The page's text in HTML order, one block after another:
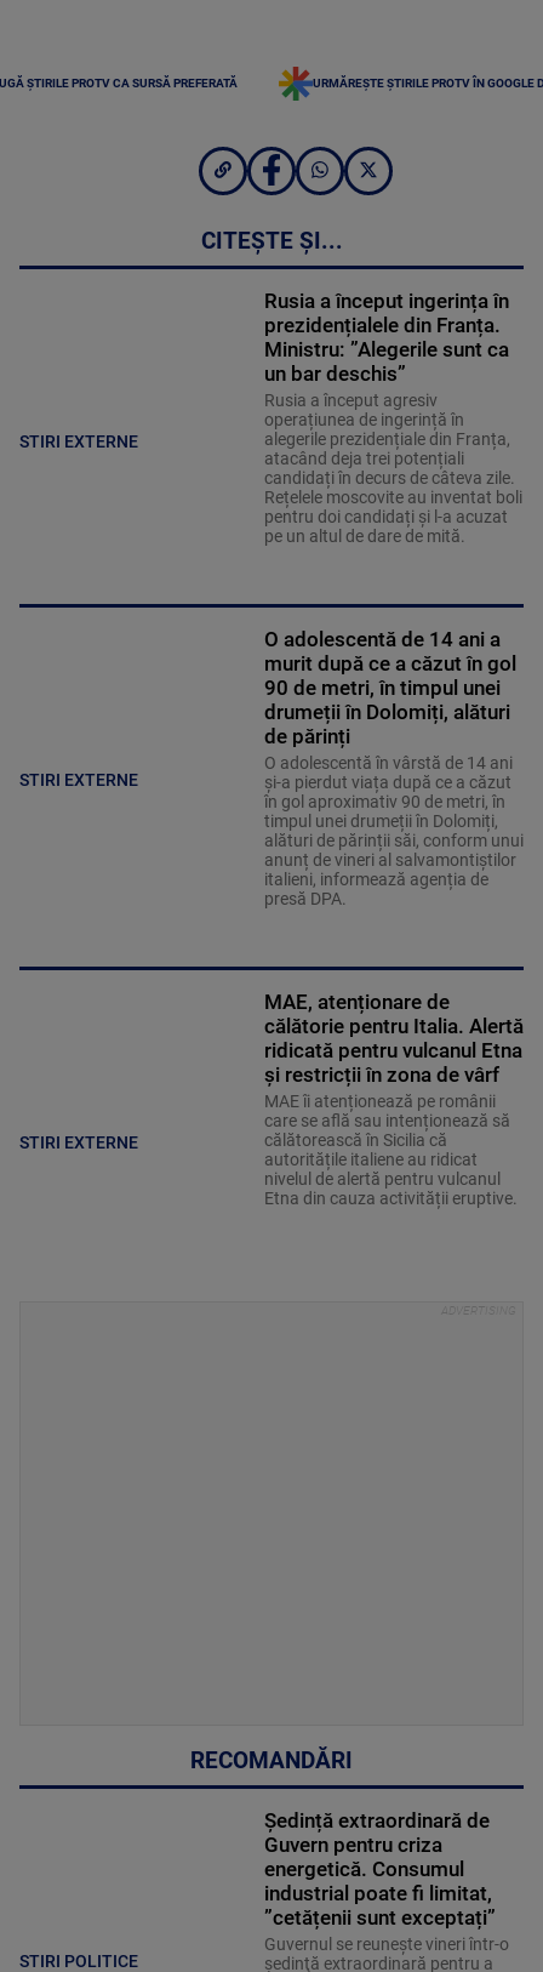
ȘTIRILE PROTV CA SURSĂ PREFERATĂ URMĂREȘTE ȘTIRILE PROTV ÎN GOOGLE
CITEȘTE ȘI...
STIRI EXTERNE
Rusia a început ingerința în
prezidențialele din Franța.
Ministru: ”Alegerile sunt ca
un bar deschis”
Rusia a început agresiv
operațiunea de ingerință în
alegerile prezidențiale din Franța,
atacând deja trei potențiali
candidați în decurs de câteva zile.
Rețelele moscovite au inventat boli
pentru doi candidați și l-a acuzat
pe un altul de dare de mită.
STIRI EXTERNE
O adolescentă de 14 ani a
murit după ce a căzut în gol
90 de metri, în timpul unei
drumeții în Dolomiți, alături
de părinți
O adolescentă în vârstă de 14 ani
și-a pierdut viața după ce a căzut
în gol aproximativ 90 de metri, în
timpul unei drumeții în Dolomiți,
alături de părinții săi, conform unui
anunț de vineri al salvamontiștilor
italieni, informează agenția de
presă DPA.
STIRI EXTERNE
MAE, atenționare de
călătorie pentru Italia. Alertă
ridicată pentru vulcanul Etna
și restricții în zona de vârf
MAE îi atenționează pe românii
care se află sau intenționează să
călătorească în Sicilia că
autoritățile italiene au ridicat
nivelul de alertă pentru vulcanul
Etna din cauza activității eruptive.
RECOMANDĂRI
STIRI POLITICE
Ședință extraordinară de
Guvern pentru criza
energetică. Consumul
industrial poate fi limitat,
”cetățenii sunt exceptați”
Guvernul se reuneşte vineri într-o
şedinţă extraordinară pentru a